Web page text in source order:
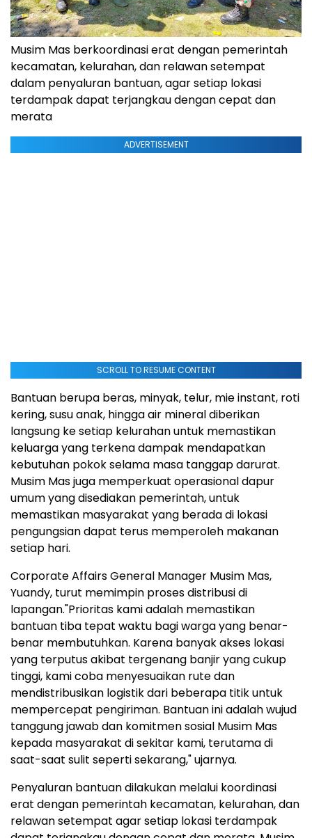
Musim Mas berkoordinasi erat dengan pemerintah
kecamatan, kelurahan, dan relawan setempat
dalam penyaluran bantuan, agar setiap lokasi
terdampak dapat terjangkau dengan cepat dan
merata
ADVERTISEMENT
SCROLL TO RESUME CONTENT
Bantuan berupa beras, minyak, telur, mie instant, roti
kering, susu anak, hingga air mineral diberikan
langsung ke setiap kelurahan untuk memastikan
keluarga yang terkena dampak mendapatkan
kebutuhan pokok selama masa tanggap darurat.
Musim Mas juga memperkuat operasional dapur
umum yang disediakan pemerintah, untuk
memastikan masyarakat yang berada di lokasi
pengungsian dapat terus memperoleh makanan
setiap hari.
Corporate Affairs General Manager Musim Mas,
Yuandy, turut memimpin proses distribusi di
lapangan."Prioritas kami adalah memastikan
bantuan tiba tepat waktu bagi warga yang benar-
benar membutuhkan. Karena banyak akses lokasi
yang terputus akibat tergenang banjir yang cukup
tinggi, kami coba menyesuaikan rute dan
mendistribusikan logistik dari beberapa titik untuk
mempercepat pengiriman. Bantuan ini adalah wujud
tanggung jawab dan komitmen sosial Musim Mas
kepada masyarakat di sekitar kami, terutama di
saat-saat sulit seperti sekarang," ujarnya.
Penyaluran bantuan dilakukan melalui koordinasi
erat dengan pemerintah kecamatan, kelurahan, dan
relawan setempat agar setiap lokasi terdampak